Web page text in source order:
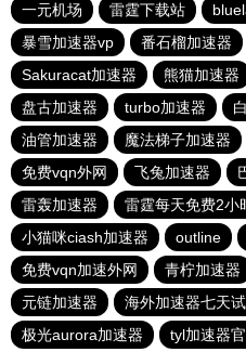
一元机场
雷霆下载站
暴雪加速器vp
番石榴加速器
Sakuracat加速器
熊猫加速器
盘古加速器
turbo加速器
油管加速器
魔法梯子加速器
免费vqn外网
飞兔加速器
雷轰加速器
雷霆每天免费2小
小猫咪ciash加速器
outline
免费vqn加速外网
青柠加速器
元链加速器
海外加速器七天
极光aurora加速器
tyl加速器